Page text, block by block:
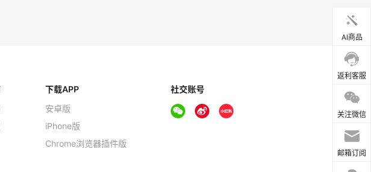
AI商品
返利客服
关注微信
邮箱订阅
下载APP
安卓版
iPhone版
Chrome浏览器插件版
社交账号